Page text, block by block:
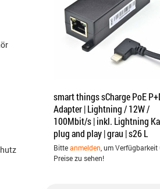
smart things sCharge PoE
Adapter | Lightning / 12W /
100Mbit/s | inkl. Lightning
plug and play | grau | s26 L
Bitteanmelden , um
Preise zu sehen!